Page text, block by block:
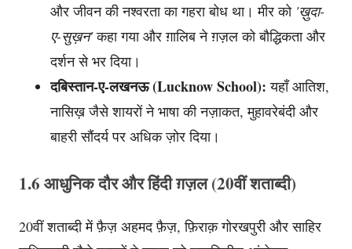
और जीवन की नश्वरता का गहरा बोध था। मीर को 'ख़ुदा-
ए-सुख़न'कहा गया और ग़ालिब ने ग़ज़ल को बौद्धिकता और
दर्शन से भर दिया।
दबिस्तान-ए-लखनऊ (Lucknow School): यहाँ आतिश,
नासिख़ जैसे शायरों ने भाषा की नज़ाकत, मुहावरेबंदी और
बाहरी सौंदर्य पर अधिक ज़ोर दिया।
1.6 आधुनिक दौर और हिंदी ग़ज़ल (20वीं शताब्दी)
20वीं शताब्दी में फ़ैज़ अहमद फ़ैज़, फ़िराक़ गोरखपुरी और साहिर